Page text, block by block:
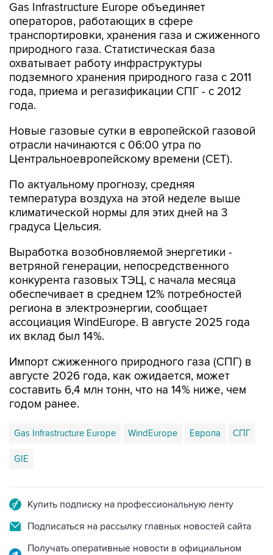
Gas Infrastructure Europe объединяет
операторов, работающих в сфере
транспортировки, хранения газа и сжиженного
природного газа. Статистическая база
охватывает работу инфраструктуры
подземного хранения природного газа с 2011
года, приема и регазификации СПГ - с 2012
года.
Новые газовые сутки в европейской газовой
отрасли начинаются c 06:00 утра по
Центральноевропейскому времени (CET).
По актуальному прогнозу, средняя
температура воздуха на этой неделе выше
климатической нормы для этих дней на 3
градуса Цельсия.
Выработка возобновляемой энергетики -
ветряной генерации, непосредственного
конкурента газовых ТЭЦ, с начала месяца
обеспечивает в среднем 12% потребностей
региона в электроэнергии, сообщает
ассоциация WindEurope. В августе 2025 года
их вклад был 14%.
Импорт сжиженного природного газа (СПГ) в
августе 2026 года, как ожидается, может
составить 6,4 млн тонн, что на 14% ниже, чем
годом ранее.
Gas Infrastructure Europe WindEurope Европа СПГ
GIE
Купить подписку на профессиональную ленту
Подписаться на рассылку главных новостей сайта
Получать оперативные новости в официальном